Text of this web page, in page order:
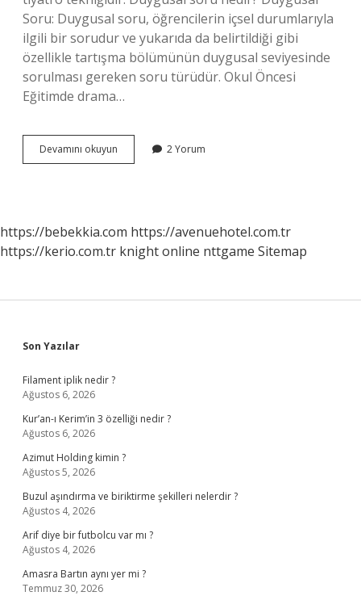
Soru: Duygusal soru, öğrencilerin içsel durumlarıyla
ilgili bir sorudur ve yukarıda da belirtildiği gibi
özellikle tartışma bölümünün duygusal seviyesinde
sorulması gereken soru türüdür. Okul Öncesi
Eğitimde drama…
Devamını okuyun
Canlandırma
2 Yorum
https://bebekkia.com https://avenuehotel.com.tr
https://kerio.com.tr knight online nttgame Sitemap
Sidebar
Son Yazılar
Filament iplik nedir ?
Ağustos 6, 2026
Kur’an-ı Kerim’in 3 özelliği nedir ?
Ağustos 6, 2026
Azimut Holding kimin ?
Ağustos 5, 2026
Buzul aşındırma ve biriktirme şekilleri nelerdir ?
Ağustos 4, 2026
Arif diye bir futbolcu var mı ?
Ağustos 4, 2026
Amasra Bartın aynı yer mi ?
Temmuz 30, 2026